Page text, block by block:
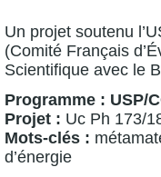
Un projet soutenu
(Comité Français
Scientifique avec le
Programme : USP/
Projet : Uc Ph 173/
Mots-clés :
d’énergie